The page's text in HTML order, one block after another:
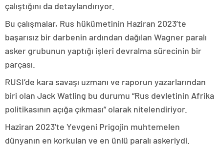
çalıştığını da detaylandırıyor.
Bu çalışmalar, Rus hükümetinin Haziran 2023’te
başarısız bir darbenin ardından dağılan Wagner paralı
asker grubunun yaptığı işleri devralma sürecinin bir
parçası.
RUSI’de kara savaşı uzmanı ve raporun yazarlarından
biri olan Jack Watling bu durumu “Rus devletinin Afrika
politikasının açığa çıkması” olarak nitelendiriyor.
Haziran 2023’te Yevgeni Prigojin muhtemelen
dünyanın en korkulan ve en ünlü paralı askeriydi.